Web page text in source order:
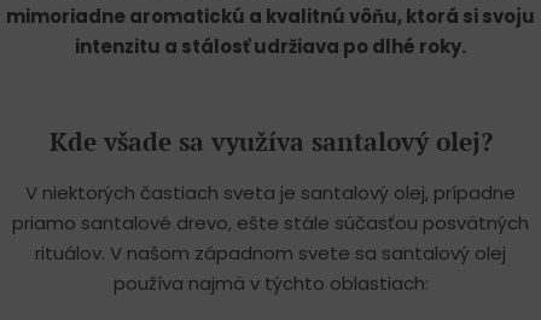
mimoriadne aromatickú a kvalitnú vôňu, ktorá si svoju
intenzitu a stálosť udržiava po dlhé roky.
Kde všade sa využíva santalový olej?
V niektorých častiach sveta je santalový olej, prípadne
priamo santalové drevo, ešte stále súčasťou posvätných
rituálov. V našom západnom svete sa santalový olej
používa najmä v týchto oblastiach: